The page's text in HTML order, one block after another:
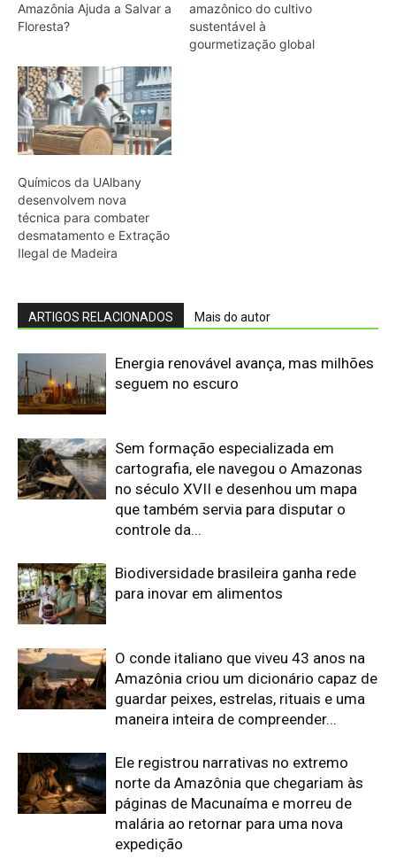
Amazônia Ajuda a Salvar a
Floresta?
amazônico do cultivo
sustentável à
gourmetização global
Químicos da UAlbany
desenvolvem nova
técnica para combater
desmatamento e Extração
Ilegal de Madeira
ARTIGOS RELACIONADOS Mais do autor
Energia renovável avança, mas milhões
seguem no escuro
Sem formação especializada em
cartografia, ele navegou o Amazonas
no século XVII e desenhou um mapa
que também servia para disputar o
controle da...
Biodiversidade brasileira ganha rede
para inovar em alimentos
O conde italiano que viveu 43 anos na
Amazônia criou um dicionário capaz de
guardar peixes, estrelas, rituais e uma
maneira inteira de compreender...
Ele registrou narrativas no extremo
norte da Amazônia que chegariam às
páginas de Macunaíma e morreu de
malária ao retornar para uma nova
expedição